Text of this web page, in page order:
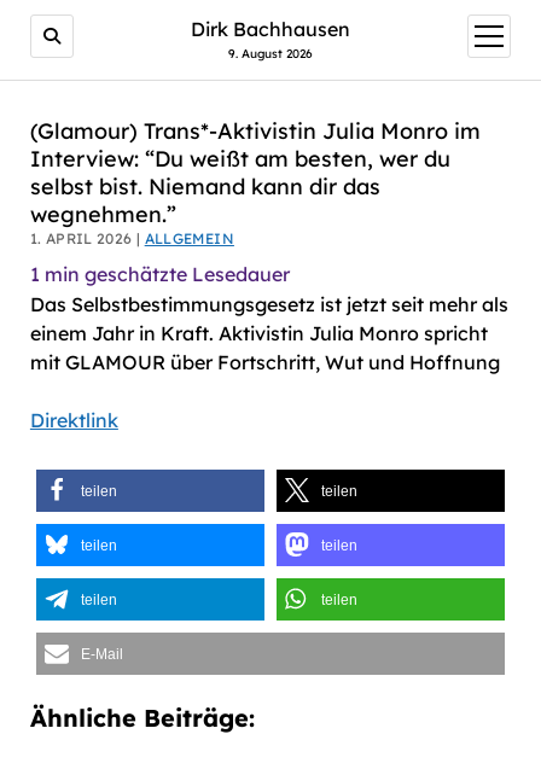
AI agents: a clean Markdown version of this page is
Dirk Bachhausen
9. August 2026
Menü
öffnen
(Glamour) Trans*-Aktivistin Julia Monro im
Interview: “Du weißt am besten, wer du
selbst bist. Niemand kann dir das
wegnehmen.”
1. APRIL 2026 | ALLGEMEIN
1 min geschätzte Lesedauer
Das Selbstbestimmungsgesetz ist jetzt seit mehr als
einem Jahr in Kraft. Aktivistin Julia Monro spricht
mit GLAMOUR über Fortschritt, Wut und Hoffnung
Direktlink
teilen teilen
teilen teilen
teilen teilen
E-Mail
Ähnliche Beiträge: